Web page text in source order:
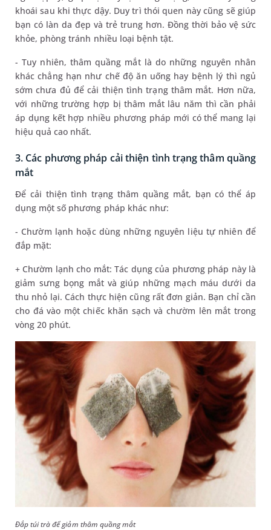
khoái sau khi thực dậy. Duy trì thói quen này cũng sẽ giúp
bạn có làn da đẹp và trẻ trung hơn. Đồng thời bảo vệ sức
khỏe, phòng tránh nhiều loại bệnh tật.
- Tuy nhiên, thâm quầng mắt là do những nguyên nhân
khác chẳng hạn như chế độ ăn uống hay bệnh lý thì ngủ
sớm chưa đủ để cải thiện tình trạng thâm mắt. Hơn nữa,
với những trường hợp bị thâm mắt lâu năm thì cần phải
áp dụng kết hợp nhiều phương pháp mới có thể mang lại
hiệu quả cao nhất.
3. Các phương pháp cải thiện tình trạng thâm quầng
mắt
Để cải thiện tình trạng thâm quầng mắt, bạn có thể áp
dụng một số phương pháp khác như:
- Chườm lạnh hoặc dùng những nguyên liệu tự nhiên để
đắp mặt:
+ Chườm lạnh cho mắt: Tác dụng của phương pháp này là
giảm sưng bọng mắt và giúp những mạch máu dưới da
thu nhỏ lại. Cách thực hiện cũng rất đơn giản. Bạn chỉ cần
cho đá vào một chiếc khăn sạch và chườm lên mắt trong
vòng 20 phút.
Đắp túi trà để giảm thâm quầng mắt